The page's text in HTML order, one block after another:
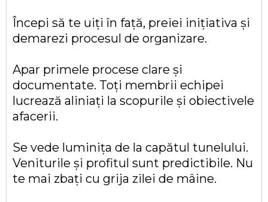
Începi să te uiți în față, preiei inițiativa și
demarezi procesul de organizare.
Apar primele procese clare și
documentate. Toți membrii echipei
lucrează aliniați la scopurile și obiectivele
afacerii.
Se vede luminița de la capătul tunelului.
Veniturile și profitul sunt predictibile. Nu
te mai zbați cu grija zilei de mâine.